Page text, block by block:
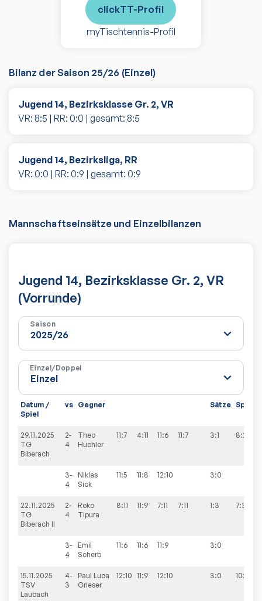
clickTT-Profil
myTischtennis-Profil
Bilanz der Saison 25/26 (Einzel)
Jugend 14, Bezirksklasse Gr. 2, VR
VR: 8:5 | RR: 0:0 | gesamt: 8:5
Jugend 14, Bezirksliga, RR
VR: 0:0 | RR: 0:9 | gesamt: 0:9
Mannschaftseinsätze und Einzelbilanzen
Jugend 14, Bezirksklasse Gr. 2, VR
(Vorrunde)
Saison
Einzel/Doppel
Datum /
Spiel
vs Gegner Sätze Spiele
29.11.2025
TG
Biberach
2-
4
Theo
Huchler
11:7 4:11 11:6 11:7 3:1 8:2
3-
4
Niklas
Sick
11:5 11:8 12:10 3:0
22.11.2025
TG
Biberach II
2-
4
Roko
Tipura
8:11 11:9 7:11 7:11 1:3 7:3
3-
4
Emil
Scherb
11:6 11:6 11:9 3:0
15.11.2025
TSV
Laubach
4-
3
Paul Luca
Grieser
12:10 11:9 12:10 3:0 10:0